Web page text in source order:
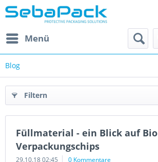
Menü
Blog
Filtern
Füllmaterial - ein Blick auf Bio
Verpackungschips
29.10.18 02:45 0 Kommentare